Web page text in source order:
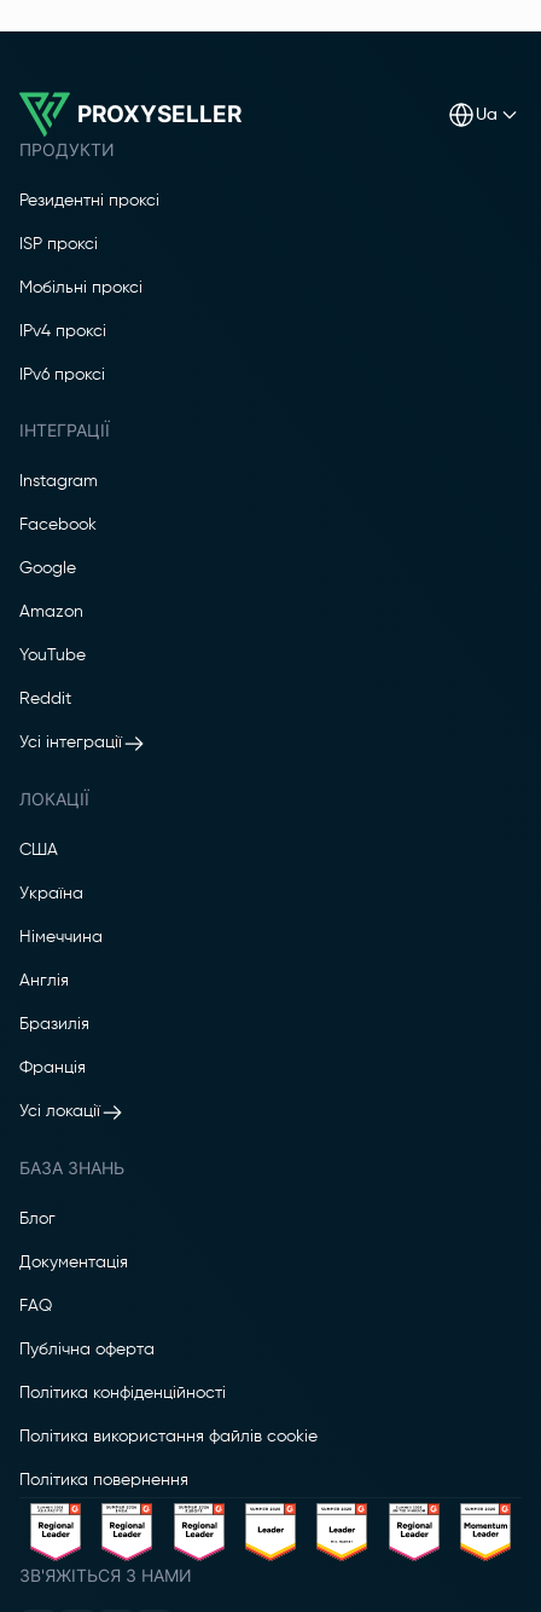
PROXYSELLER ua
ПРОДУКТИ
Резидентні проксі
ISP проксі
Мобільні проксі
IPv4 проксі
IPv6 проксі
ІНТЕГРАЦІЇ
Instagram
Facebook
Google
Amazon
YouTube
Reddit
Усі інтеграції
ЛОКАЦІЇ
США
Україна
Німеччина
Англія
Бразилія
Франція
Усі локації
БАЗА ЗНАНЬ
Блог
Документація
FAQ
Публічна оферта
Політика конфіденційності
Політика використання файлів cookie
Політика повернення
ЗВ'ЯЖІТЬСЯ З НАМИ